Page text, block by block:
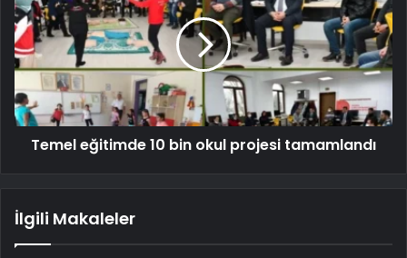
Temel eğitimde 10 bin okul projesi tamamlandı
İlgili Makaleler